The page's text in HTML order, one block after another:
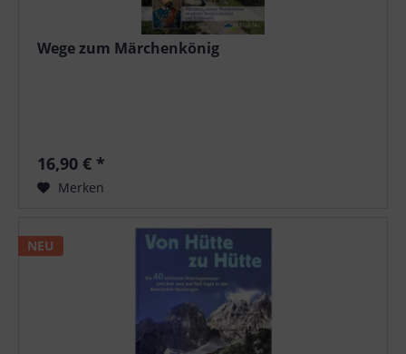
Wege zum Märchenkönig
16,90 € *
Merken
NEU